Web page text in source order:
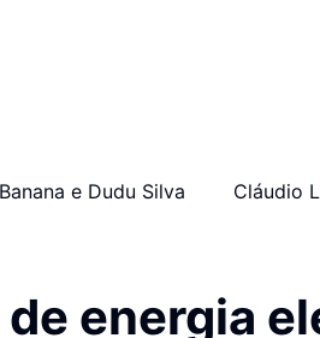
e Dudu Silva Cláudio
energia